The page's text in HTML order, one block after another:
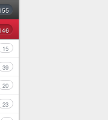
15
39
20
23